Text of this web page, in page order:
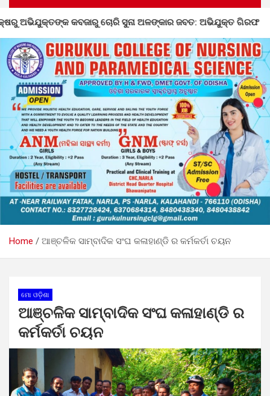
ଚୋରି ସୁନା ଅଳଙ୍କାର ଜବତ: ଅଭିଯୁକ୍ତ ଗିରଫ
Home ଆଞ୍ଚଳିକ ସାମ୍ବାଦିକ ସଂଘ କଳାହାଣ୍ଡି ର କର୍ମକର୍ତା ଚୟନ
ମୋ ଓଡ଼ିଶା
ଆଞ୍ଚଳିକ ସାମ୍ବାଦିକ ସଂଘ କଳାହାଣ୍ଡି ର
କର୍ମକର୍ତା ଚୟନ